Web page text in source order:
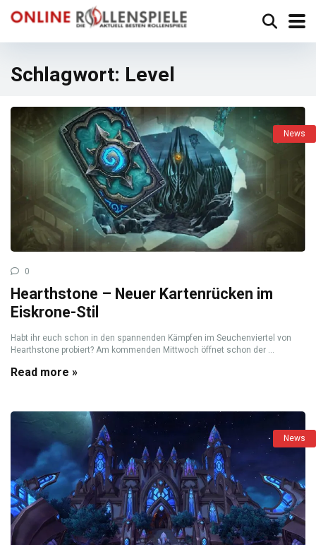
Schlagwort: Level
News
0
Hearthstone – Neuer Kartenrücken im
Eiskrone-Stil
Habt ihr euch schon in den spannenden Kämpfen im Seuchenviertel von
Hearthstone probiert? Am kommenden Mittwoch öffnet schon der ...
Read more »
News